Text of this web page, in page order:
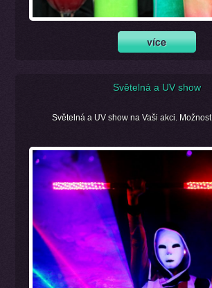
Světelná a UV show
Světelná a UV show na Vaši akci.